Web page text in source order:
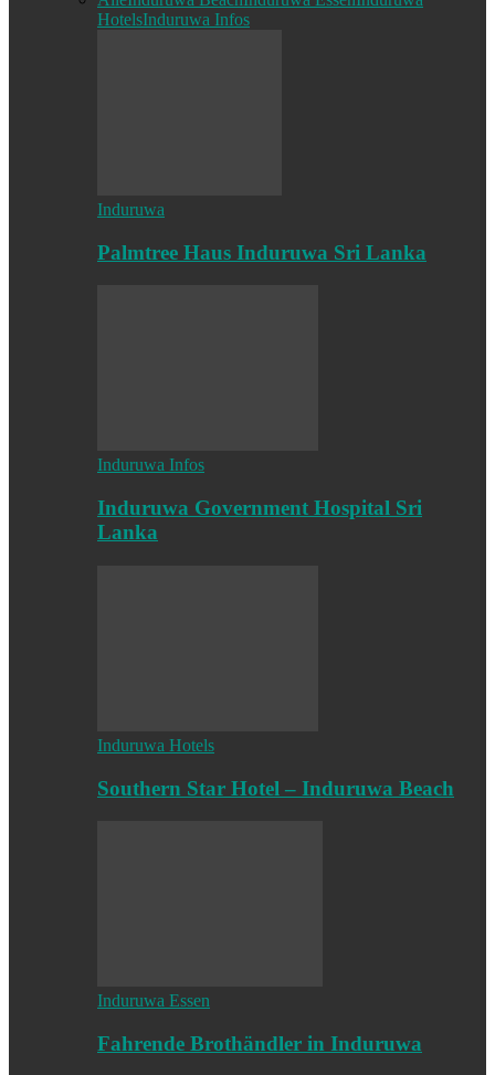
HotelsInduruwa Infos
Induruwa
Palmtree Haus Induruwa Sri Lanka
Induruwa Infos
Induruwa Government Hospital Sri
Lanka
Induruwa Hotels
Southern Star Hotel – Induruwa Beach
Induruwa Essen
Fahrende Brothändler in Induruwa